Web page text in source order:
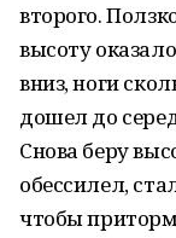
второго.
высоту
вниз, ноги
дошел до
Снова беру
обессилел,
чтобы